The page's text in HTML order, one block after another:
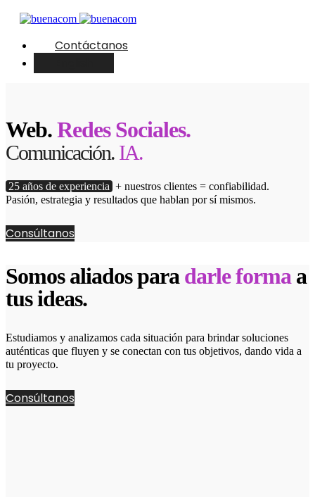
Contáctanos
Web.Redes Sociales.
Comunicación. IA.
25 años de experiencia + nuestros clientes = confiabilidad.
Pasión, estrategia y resultados que hablan por sí mismos.
Consúltanos
Somos aliados para darle forma a
tus ideas.
Estudiamos y analizamos cada situación para brindar soluciones
auténticas que fluyen y se conectan con tus objetivos, dando vida a
tu proyecto.
Consúltanos